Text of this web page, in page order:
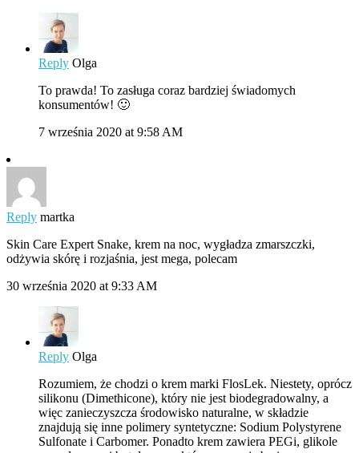
Reply Olga
To prawda! To zasługa coraz bardziej świadomych
konsumentów! 🙂
7 września 2020 at 9:58 AM
Reply martka
Skin Care Expert Snake, krem na noc, wygładza zmarszczki,
odżywia skórę i rozjaśnia, jest mega, polecam
30 września 2020 at 9:33 AM
Reply Olga
Rozumiem, że chodzi o krem marki FlosLek. Niestety, oprócz
silikonu (Dimethicone), który nie jest biodegradowalny, a
więc zanieczyszcza środowisko naturalne, w składzie
znajdują się inne polimery syntetyczne: Sodium Polystyrene
Sulfonate i Carbomer. Ponadto krem zawiera PEGi, glikole